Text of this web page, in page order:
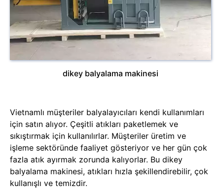
dikey balyalama makinesi
Vietnamlı müşteriler balyalayıcıları kendi kullanımları
için satın alıyor. Çeşitli atıkları paketlemek ve
sıkıştırmak için kullanılırlar. Müşteriler üretim ve
işleme sektöründe faaliyet gösteriyor ve her gün çok
fazla atık ayırmak zorunda kalıyorlar. Bu dikey
balyalama makinesi, atıkları hızla şekillendirebilir, çok
kullanışlı ve temizdir.